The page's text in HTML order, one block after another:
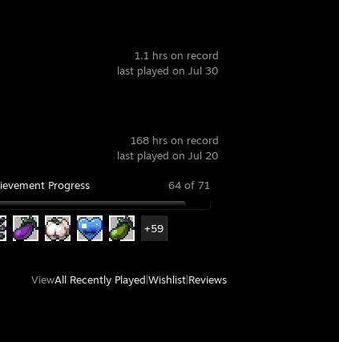
1.1 hrs on record
last played on Jul 30
168 hrs on record
last played on Jul 20
Progress 64 of 71
+59
ViewAll Recently Played Wishlist Reviews